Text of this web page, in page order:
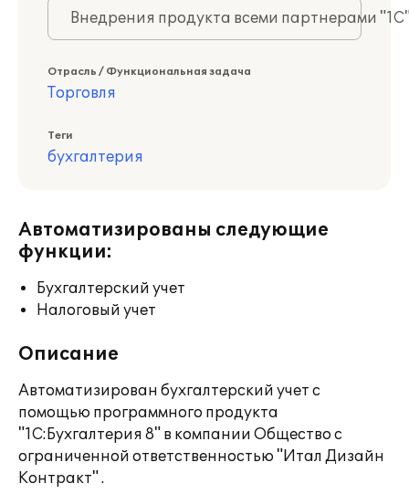
Внедрения продукта всеми партнерами
Отрасль / Функциональная задача
Торговля
Теги
бухгалтерия
Автоматизированы следующие
функции:
Бухгалтерский учет
Налоговый учет
Описание
Автоматизирован бухгалтерский учет с
помощью программного продукта
"1С:Бухгалтерия 8" в компании Общество с
ограниченной ответственностью "Итал Дизайн
Контракт" .